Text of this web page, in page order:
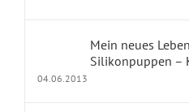
Mein neues
Silikonpuppen –
04.06.2013
Impressum
Kontakt